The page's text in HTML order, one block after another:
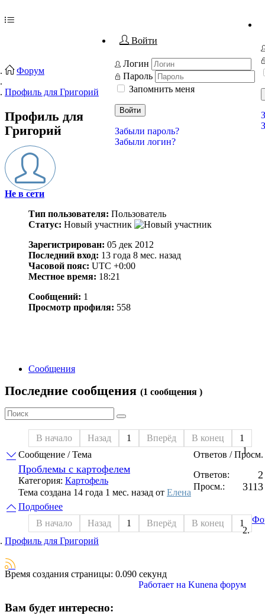
Войти
Логин
Пароль
Запомнить меня
Войти
Забыли пароль?
Забыли логин?
Форум
Профиль для Григорий
Профиль для
Григорий
Не в сети
Тип пользователя: Пользователь
Статус: Новый участник
Зарегистрирован: 05 дек 2012
Последний вход: 13 года 8 мес. назад
Часовой пояс: UTC +0:00
Местное время: 18:21
Сообщений: 1
Просмотр профиля: 558
Сообщения
Последние сообщения (1 сообщения )
В начало Назад 1 Вперёд В конец
1
Сообщение / Тема
Ответов / Просм.
Подробнее
Проблемы с картофелем
Категория: Картофель
Тема создана 14 года 1 мес. назад от Елена
Ответов: 2
Просм.: 3113
В начало Назад 1 Вперёд В конец 1
Профиль для Григорий
Время создания страницы: 0.090 секунд
Работает на Kunena форум
Вам будет интересно: